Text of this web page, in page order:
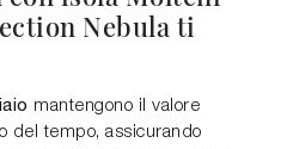
Nebula ti
mantengono il valore
del tempo, assicurando